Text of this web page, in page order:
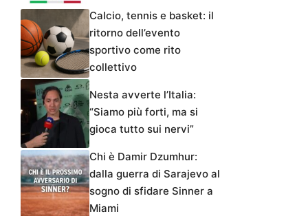
Calcio, tennis e basket: il
ritorno dell’evento
sportivo come rito
collettivo
Nesta avverte l’Italia:
“Siamo più forti, ma si
gioca tutto sui nervi”
Chi è Damir Dzumhur:
dalla guerra di Sarajevo al
sogno di sfidare Sinner a
Miami